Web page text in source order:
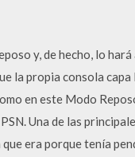
y, de hecho, lo hará
la propia consola
en este Modo
Una de las
era porque tenía